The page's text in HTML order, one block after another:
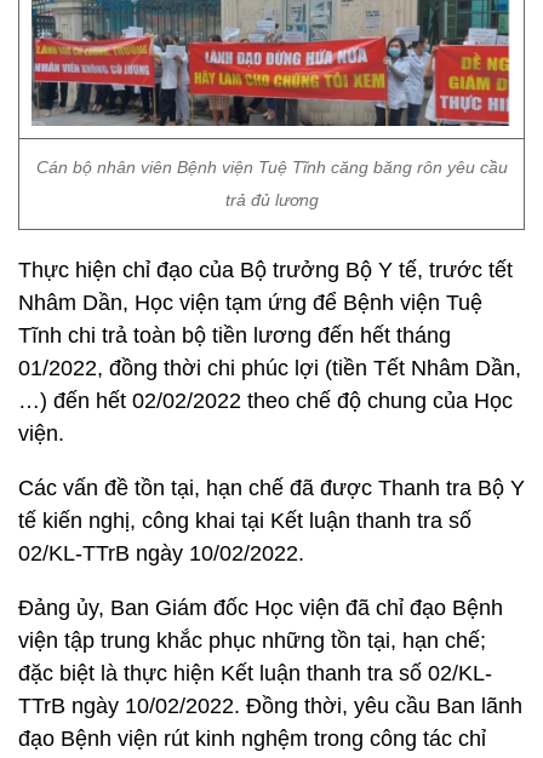
Cán bộ nhân viên Bệnh viện Tuệ Tĩnh căng băng rôn yêu cầu
trả đủ lương
Thực hiện chỉ đạo của Bộ trưởng Bộ Y tế, trước tết
Nhâm Dần, Học viện tạm ứng để Bệnh viện Tuệ
Tĩnh chi trả toàn bộ tiền lương đến hết tháng
01/2022, đồng thời chi phúc lợi (tiền Tết Nhâm Dần,
…) đến hết 02/02/2022 theo chế độ chung của Học
viện.
Các vấn đề tồn tại, hạn chế đã được Thanh tra Bộ Y
tế kiến nghị, công khai tại Kết luận thanh tra số
02/KL-TTrB ngày 10/02/2022.
Đảng ủy, Ban Giám đốc Học viện đã chỉ đạo Bệnh
viện tập trung khắc phục những tồn tại, hạn chế;
đặc biệt là thực hiện Kết luận thanh tra số 02/KL-
TTrB ngày 10/02/2022. Đồng thời, yêu cầu Ban lãnh
đạo Bệnh viện rút kinh nghệm trong công tác chỉ